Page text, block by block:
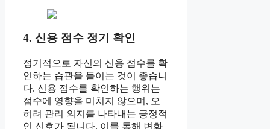
4. 신용 점수 정기 확인
정기적으로 자신의 신용 점수를 확
인하는 습관을 들이는 것이 좋습니
다. 신용 점수를 확인하는 행위는
점수에 영향을 미치지 않으며, 오
히려 관리 의지를 나타내는 긍정적
인 신호가 됩니다. 이를 통해 변화